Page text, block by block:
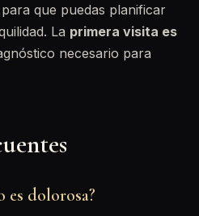
que puedas planificar
La primera visita es
necesario para
es dolorosa?